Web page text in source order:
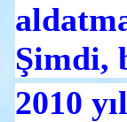
Şimdi,
2010